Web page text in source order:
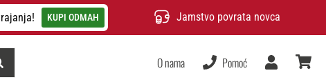
KUPI ODMAH Jamstvo povrata novca
O nama Pomoć
Korisnik